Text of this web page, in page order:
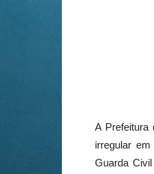
A Prefeitura
irregular
Guarda